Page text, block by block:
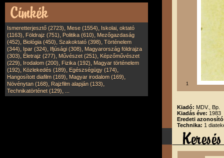
Ismeretterjesztő (2723), Mese (1554), Iskolai, oktató
(1163), Földrajz (751), Politika (610), Mezőgazdaság
(452), Biológia (450), Szakoktató (398), Történelem
(344), Ipar (324), Ifjúsági (308), Magyarország földrajza
(303), Életrajz (277), Művészet (251), Képzőművészet
(229), Irodalom (200), Fizika (192), Magyar történelem
(192), Közlekedés (189), Egészségügy (174),
Hangosított diafilm (169), Magyar irodalom (169),
Növénytan (168), Rajzfilm alapján (133),
Technikatörténet (129),
1
Kiadó: MDV., Bp.
Kiadás éve: 1983
Eredeti
Technika: 1